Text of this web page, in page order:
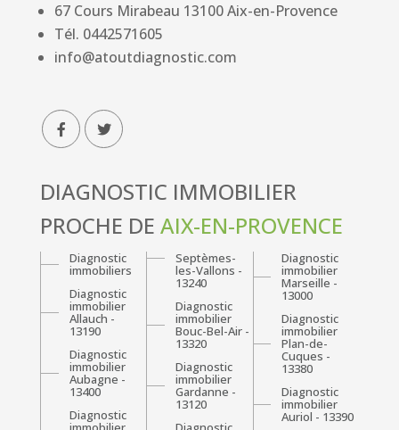
67 Cours Mirabeau 13100Aix-en-Provence
Tél. 0442571605
info@atoutdiagnostic.com
DIAGNOSTIC IMMOBILIER
PROCHE DE AIX-EN-PROVENCE
Diagnostic
immobiliers
Diagnostic
immobilier
Allauch -
13190
Diagnostic
immobilier
Aubagne -
13400
Diagnostic
Septèmes-
les-Vallons -
13240
Diagnostic
immobilier
Bouc-Bel-Air -
13320
Diagnostic
immobilier
Gardanne -
13120
Diagnostic
immobilier
Marseille -
13000
Diagnostic
immobilier
Plan-de-
Cuques -
13380
Diagnostic
immobilier
Auriol - 13390